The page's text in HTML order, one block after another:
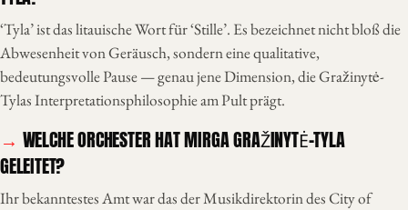
‘Tyla’ ist das litauische Wort für ‘Stille’. Es bezeichnet nicht bloß die
Abwesenheit von Geräusch, sondern eine qualitative,
bedeutungsvolle Pause — genau jene Dimension, die Gražinytė-
Tylas Interpretationsphilosophie am Pult prägt.
WELCHE ORCHESTER HAT MIRGA GRAŽINYTĖ-TYLA
GELEITET?
Ihr bekanntestes Amt war das der Musikdirektorin des City of